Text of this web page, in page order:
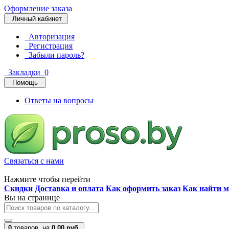
Оформление заказа
Личный кабинет
Авторизация
Регистрация
Забыли пароль?
Закладки 0
Помощь
Ответы на вопросы
Связаться с нами
Нажмите чтобы перейти
Скидки Доставка и оплата Как оформить заказ Как найти
Вы на странице